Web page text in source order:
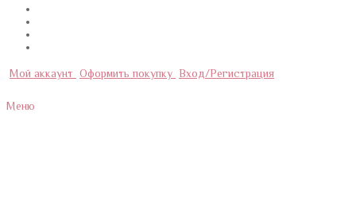
Мой аккаунт Оформить покупку Вход/Регистрация
Меню